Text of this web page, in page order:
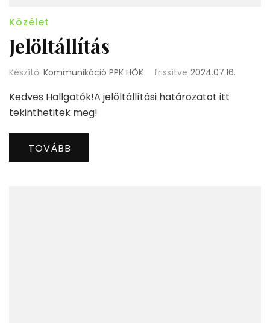
Közélet
Jelöltállítás
Készítő: Kommunikáció PPK HÖK frissítve 2024.07.16.
Kedves Hallgatók!A jelöltállítási határozatot itt
tekinthetitek meg!
TOVÁBB